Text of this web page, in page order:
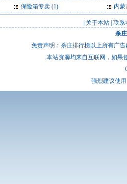
保险箱专卖 (1) 内
关于本站 联系
杀
免责声明：杀庄排行榜以上所有广
本站资源均来自互联网，如果
强烈建议使